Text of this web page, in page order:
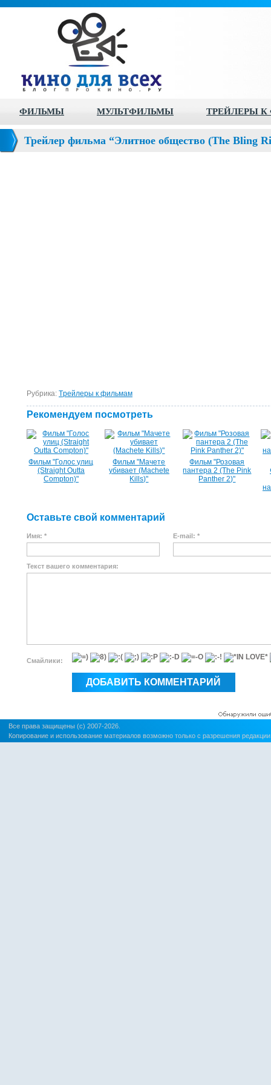
ФИЛЬМЫ МУЛЬТФИЛЬМЫ ТРЕЙЛЕРЫ
Трейлер фильма “Элитное общество (The Bling
Рубрика: Tрейлеры к фильмам
Рекомендуем посмотреть
Фильм "Голос улиц
(Straight Outta
Compton)"
Фильм "Мачете
убивает (Machete
Kills)"
Фильм "Розовая
пантера 2 (The Pink
Panther 2)"
Оставьте свой комментарий
Имя: * E-mail: *
Текст вашего комментария:
Смайлики:
Все права защищены (c) 2007-2026.
Копирование и использование материалов возможно только с разрешения